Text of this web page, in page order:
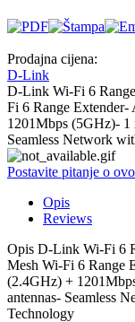
Prodajna cijena:
D-Link
D-Link Wi-Fi 6
Fi 6 Range
1201Mbps (5GHz)-
Seamless Network
Postavite pitanje o
Opis
Reviews
Opis D-Link Wi-Fi 6
Mesh Wi-Fi 6 Range
(2.4GHz) +
antennas- Seamless
Technology